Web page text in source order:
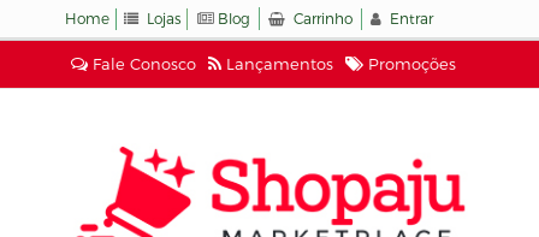
Fale Conosco Lançamentos Promoções
Home Lojas Blog Carrinho Entrar